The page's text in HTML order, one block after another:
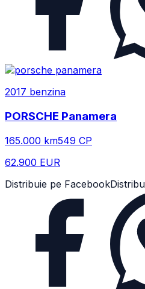
2017 benzina
PORSCHE Panamera
165.000 km549 CP
62.900 EUR
Distribuie pe Facebook